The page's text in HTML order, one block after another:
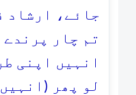
جائے، ارشاد
تم چار پرندے
انہیں اپنی
لو پھر